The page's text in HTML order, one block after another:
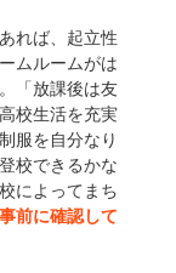
れば、起立性
ムルームがは
「放課後は友
校生活を充実
服を自分なり
校できるかな
によってまち
前に確認して